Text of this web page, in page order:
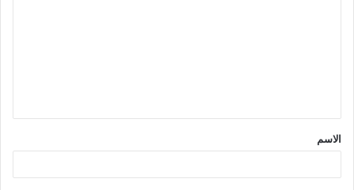
ق
*
الاسم